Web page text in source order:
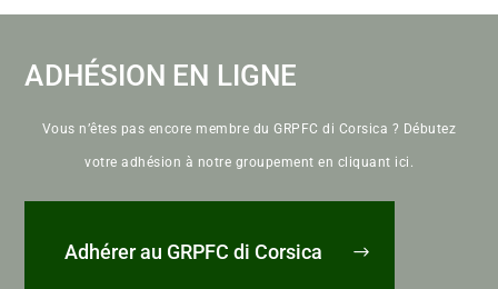
ADHÉSION EN LIGNE
Vous n’êtes pas encore membre du GRPFC di Corsica ? Débutez
votre adhésion à notre groupement en cliquant ici.
Adhérer au GRPFC di Corsica